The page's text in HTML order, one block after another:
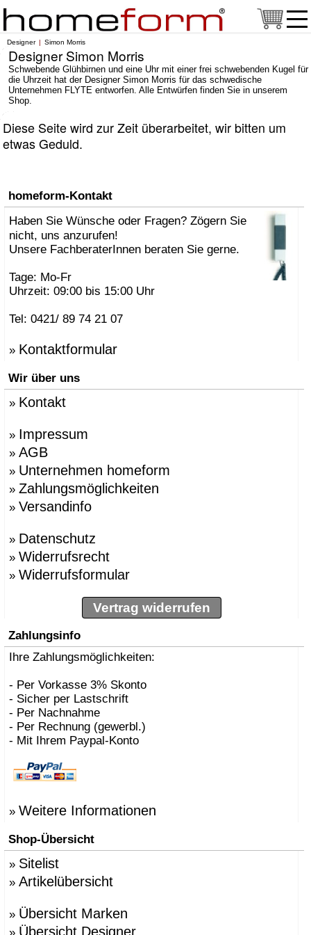
Designer Simon Morris
Designer Simon Morris
Schwebende Glühbirnen und eine Uhr mit einer frei schwebenden Kugel für
die Uhrzeit hat der Designer Simon Morris für das schwedische
Unternehmen FLYTE entworfen. Alle Entwürfen finden Sie in unserem
Shop.
Diese Seite wird zur Zeit überarbeitet, wir bitten um
etwas Geduld.
homeform-Kontakt
Haben Sie Wünsche oder Fragen? Zögern Sie
nicht, uns anzurufen!
Unsere FachberaterInnen beraten Sie gerne.
Tage: Mo-Fr
Uhrzeit: 09:00 bis 15:00 Uhr
Tel: 0421/ 89 74 21 07
» Kontaktformular
Wir über uns
» Kontakt
» Impressum
» AGB
» Unternehmen homeform
» Zahlungsmöglichkeiten
» Versandinfo
» Datenschutz
» Widerrufsrecht
» Widerrufsformular
Vertrag widerrufen
Zahlungsinfo
Ihre Zahlungsmöglichkeiten:
- Per Vorkasse 3% Skonto
- Sicher per Lastschrift
- Per Nachnahme
- Per Rechnung (gewerbl.)
- Mit Ihrem Paypal-Konto
» Weitere Informationen
Shop-Übersicht
» Sitelist
» Artikelübersicht
» Übersicht Marken
Übersicht Designer